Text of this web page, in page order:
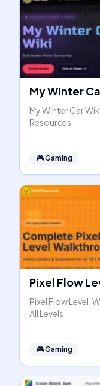
My Winter
My Winter Car
Resources
🎮Gaming
Pixel Flow
Pixel Flow Level:
All Levels
🎮Gaming